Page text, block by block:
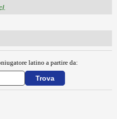
latino a partire da: